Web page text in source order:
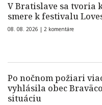
V Bratislave sa tvoria
smere k festivalu
08. 08. 2026 | 2 komentáre
Po nočnom požiari
vyhlásila obec
situáciu